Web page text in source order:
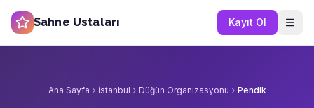
Sahne Ustaları Kayıt Ol
Ana Sayfa İstanbul Düğün Organizasyonu Pendik